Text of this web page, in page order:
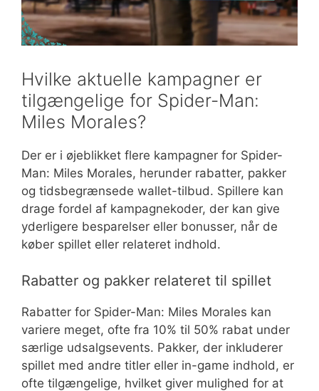
Hvilke aktuelle kampagner er
tilgængelige for Spider-Man:
Miles Morales?
Der er i øjeblikket flere kampagner for Spider-
Man: Miles Morales, herunder rabatter, pakker
og tidsbegrænsede wallet-tilbud. Spillere kan
drage fordel af kampagnekoder, der kan give
yderligere besparelser eller bonusser, når de
køber spillet eller relateret indhold.
Rabatter og pakker relateret til spillet
Rabatter for Spider-Man: Miles Morales kan
variere meget, ofte fra 10% til 50% rabat under
særlige udsalgsevents. Pakker, der inkluderer
spillet med andre titler eller in-game indhold, er
ofte tilgængelige, hvilket giver mulighed for at